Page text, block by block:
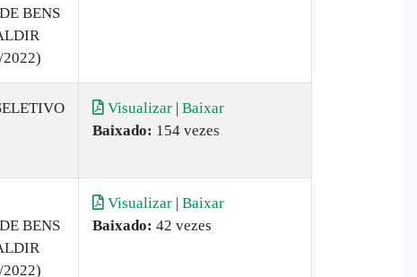
BENS
2022)
Visualizar | Baixar
Baixado: 154 vezes
BENS
2022)
Visualizar | Baixar
Baixado: 42 vezes